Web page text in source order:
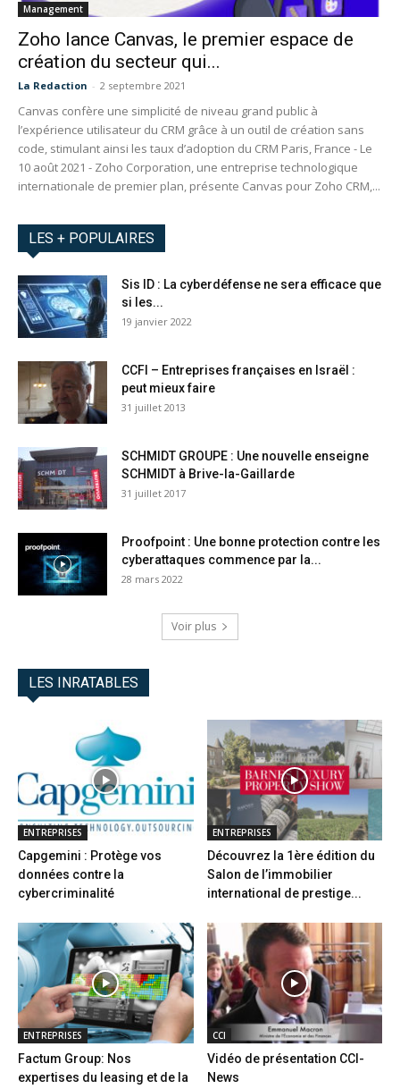
Management
Zoho lance Canvas, le premier espace de
création du secteur qui...
La Redaction - 2 septembre 2021
Canvas confère une simplicité de niveau grand public à
l’expérience utilisateur du CRM grâce à un outil de création sans
code, stimulant ainsi les taux d’adoption du CRM Paris, France - Le
10 août 2021 - Zoho Corporation, une entreprise technologique
internationale de premier plan, présente Canvas pour Zoho CRM,...
LES + POPULAIRES
Sis ID : La cyberdéfense ne sera efficace que
si les...
19 janvier 2022
CCFI – Entreprises françaises en Israël :
peut mieux faire
31 juillet 2013
SCHMIDT GROUPE : Une nouvelle enseigne
SCHMIDT à Brive-la-Gaillarde
31 juillet 2017
Proofpoint : Une bonne protection contre les
cyberattaques commence par la...
28 mars 2022
Voir plus
LES INRATABLES
ENTREPRISES
Capgemini : Protège vos
données contre la
cybercriminalité
ENTREPRISES
Découvrez la 1ère édition du
Salon de l’immobilier
international de prestige...
ENTREPRISES
Factum Group: Nos
expertises du leasing et de la
CCI
Vidéo de présentation CCI-
News